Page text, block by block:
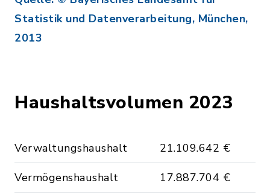
Statistik und Datenverarbeitung, München,
2013
Haushaltsvolumen 2023
Verwaltungshaushalt 21.109.642 €
Vermögenshaushalt 17.887.704 €